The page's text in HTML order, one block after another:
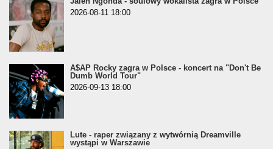
2026-08-11 18:00
A$AP Rocky zagra w Polsce - koncert na "Don't Be
Dumb World Tour"
2026-09-13 18:00
Lute - raper związany z wytwórnią Dreamville
wystąpi w Warszawie